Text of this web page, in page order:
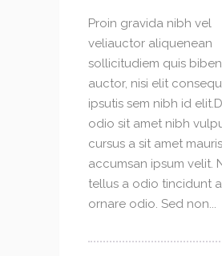
Proin gravida nibh vel
veliauctor aliquenean
sollicitudiem quis
auctor, nisi elit
ipsutis sem nibh id
odio sit amet nibh
cursus a sit amet
accumsan ipsum velit.
tellus a odio tincidunt
ornare odio. Sed non...